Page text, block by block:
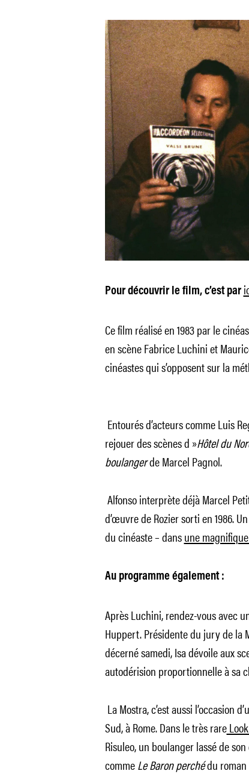
Pour découvrir le film, c’est par
Ce film réalisé en 1983 par le
en scène Fabrice Luchini et
cinéastes qui s’opposent sur la
Entourés d’acteurs comme Luis
rejouer des scènes d »Hôtel du
boulangerde Marcel Pagnol.
Alfonso interprète déjà Marcel
d’œuvre de Rozier sorti en 1986.
du cinéaste – dansune
Au programme également :
Après Luchini, rendez-vous avec
Huppert. Présidente du jury de la
décerné samedi, Isa dévoile aux
autodérision proportionnelle à sa
La Mostra, c’est aussi l’occasion
Sud, à Rome. Dans le très rare
Risuleo, un boulanger lassé de
commeLe Baron perchédu roman